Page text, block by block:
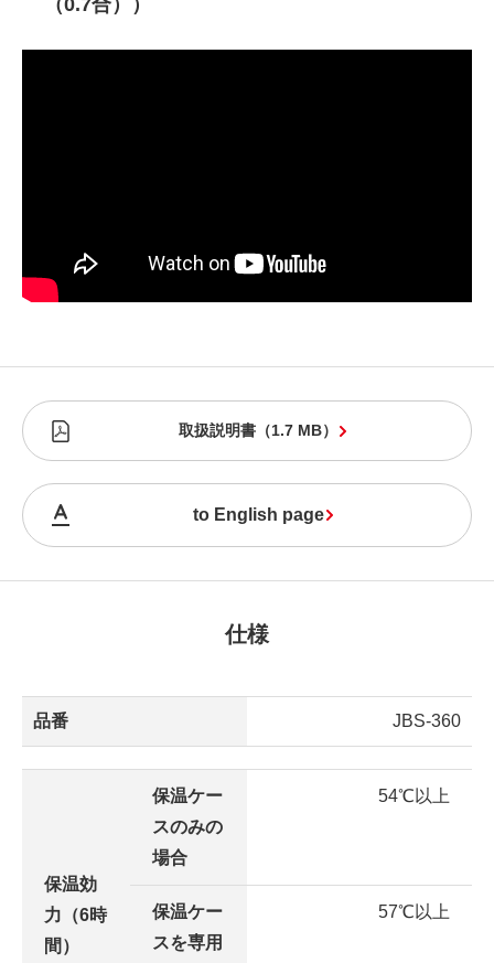
取扱説明書 （1.7 MB）
to English page
仕様
品番 JBS-360
保温効
力（6時
間）
保温ケー
スのみの
場合
54℃以上
保温ケー
スを専用
57℃以上